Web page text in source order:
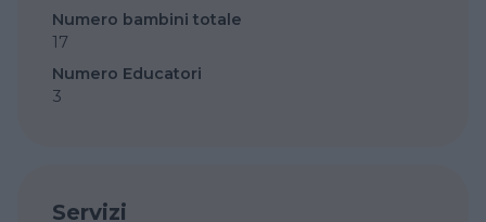
Numero bambini totale
17
Numero Educatori
3
Servizi